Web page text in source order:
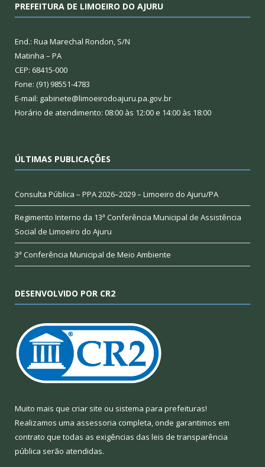
PREFEITURA DE LIMOEIRO DO AJURU
End.: Rua Marechal Rondon, S/N
Matinha – PA
CEP: 68415-000
Fone: (91) 98551-4783
E-mail: gabinete@limoeirodoajuru.pa.gov.br
Horário de atendimento: 08:00 às 12:00 e 14:00 às 18:00
ÚLTIMAS PUBLICAÇÕES
Consulta Pública – PPA 2026–2029 – Limoeiro do Ajuru/PA
Regimento Interno da 13ª Conferência Municipal de Assistência
Social de Limoeiro do Ajuru
3ª Conferência Municipal de Meio Ambiente
DESENVOLVIDO POR CR2
Muito mais que criar site ou sistema para prefeituras!
Realizamos uma assessoria completa, onde garantimos em
contrato que todas as exigências das leis de transparência
pública serão atendidas.